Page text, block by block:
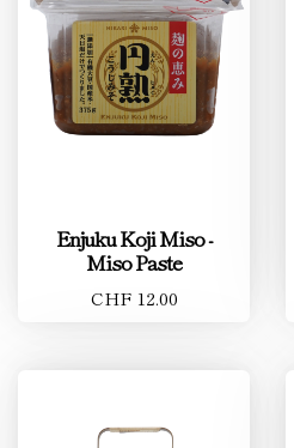
Enjuku Koji Miso -
Miso Paste
CHF 12.00